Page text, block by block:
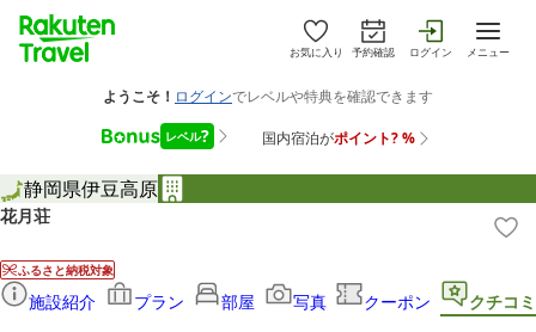
お気に入り 予約確認 ログイン メニュー
静岡県伊豆高原
花月荘
ふるさと納税対象
施設紹介 プラン 部屋 写真 クーポン クチコミ